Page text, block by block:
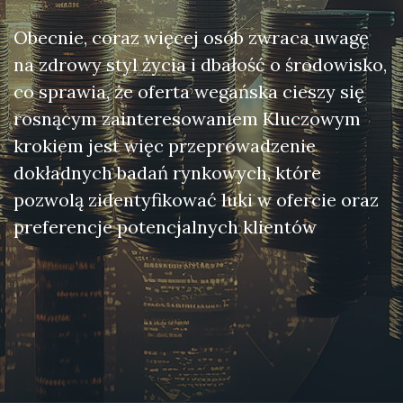
Obecnie, coraz więcej osób zwraca uwagę
na zdrowy styl życia i dbałość o środowisko,
co sprawia, że oferta wegańska cieszy się
rosnącym zainteresowaniem Kluczowym
krokiem jest więc przeprowadzenie
dokładnych badań rynkowych, które
pozwolą zidentyfikować luki w ofercie oraz
preferencje potencjalnych klientów